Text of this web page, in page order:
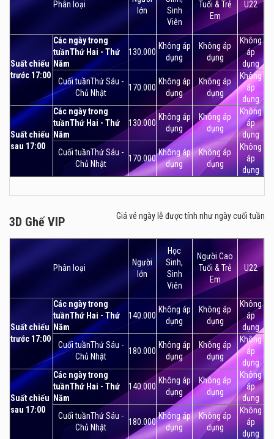
Phân loại
lớn
Sinh
Viên
Tuổi & Trẻ
Em
U22
Suất chiếu
trước 17:00
Các ngày trong
tuầnThứ Hai - Thứ
Năm
130.000
Không áp
dụng
Không áp
dụng
Không
áp
dụng
Cuối tuầnThứ Sáu -
Chủ Nhật
170.000
Không áp
dụng
Không áp
dụng
Không
áp
dụng
Suất chiếu
sau 17:00
Các ngày trong
tuầnThứ Hai - Thứ
Năm
130.000
Không áp
dụng
Không áp
dụng
Không
áp
dụng
Cuối tuầnThứ Sáu -
Chủ Nhật
170.000
Không áp
dụng
Không áp
dụng
Không
áp
dụng
3D Ghế VIP
Giá vé ngày lễ được tính như ngày cuối tuần
Phân loại
Người
lớn
Học
Sinh,
Sinh
Viên
Người Cao
Tuổi & Trẻ
Em
U22
Suất chiếu
trước 17:00
Các ngày trong
tuầnThứ Hai - Thứ
Năm
140.000
Không áp
dụng
Không áp
dụng
Không
áp
dụng
Cuối tuầnThứ Sáu -
Chủ Nhật
180.000
Không áp
dụng
Không áp
dụng
Không
áp
dụng
Suất chiếu
sau 17:00
Các ngày trong
tuầnThứ Hai - Thứ
Năm
140.000
Không áp
dụng
Không áp
dụng
Không
áp
dụng
Cuối tuầnThứ Sáu -
Chủ Nhật
180.000
Không áp
dụng
Không áp
dụng
Không
áp
dụng